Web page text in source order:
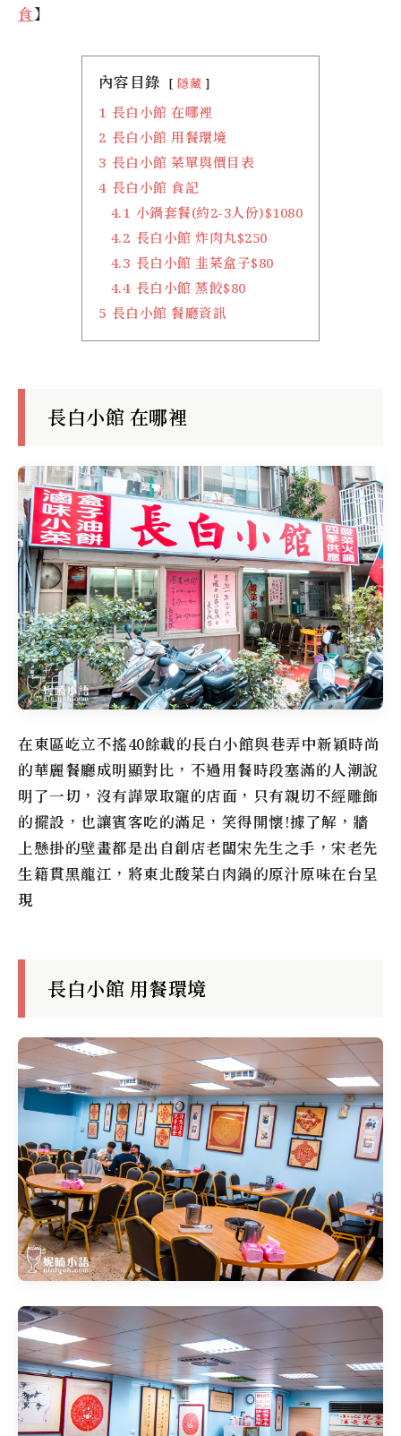
食】
內容目錄 隱藏
1 長白小館 在哪裡
2 長白小館 用餐環境
3 長白小館 菜單與價目表
4 長白小館 食記
4.1 小鍋套餐(約2-3人份)$1080
4.2 長白小館 炸肉丸$250
4.3 長白小館 韭菜盒子$80
4.4 長白小館 蒸餃$80
5 長白小館 餐廳資訊
長白小館 在哪裡
在東區屹立不搖40餘載的長白小館與巷弄中新穎時尚
的華麗餐廳成明顯對比，不過用餐時段塞滿的人潮說
明了一切，沒有譁眾取寵的店面，只有親切不經雕飾
的擺設，也讓賓客吃的滿足，笑得開懷!據了解，牆
上懸掛的壁畫都是出自創店老闆宋先生之手，宋老先
生籍貫黑龍江，將東北酸菜白肉鍋的原汁原味在台呈
現
長白小館 用餐環境